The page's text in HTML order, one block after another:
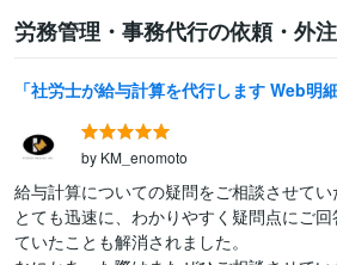
労務管理・事務代行の依頼・外
by KM_enomoto
給与計算についての疑問をご相談させてい
とても迅速に、わかりやすく疑問点にご
ていたことも解消されました。